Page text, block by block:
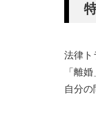
法律ト
「離
自分の